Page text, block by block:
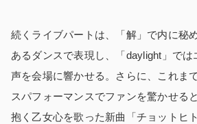
続くライブパートは、「解」で内に秘
あるダンスで表現し、「daylight」では
声を会場に響かせる。さらに、これま
スパフォーマンスでファンを驚かせる
抱く乙女心を歌った新曲「チョットヒ